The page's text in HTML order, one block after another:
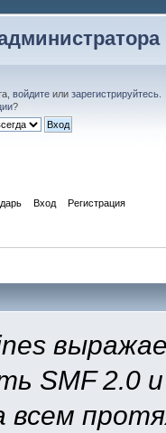
войдите или зарегистрируйтесь
?
Вход Регистрация
SMF 2.0
всем